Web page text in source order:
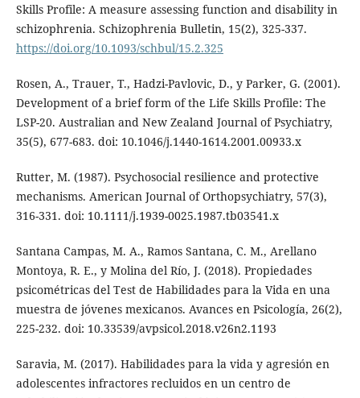
Skills Profile: A measure assessing function and disability in
schizophrenia. Schizophrenia Bulletin, 15(2), 325-337.
https://doi.org/10.1093/schbul/15.2.325
Rosen, A., Trauer, T., Hadzi-Pavlovic, D., y Parker, G. (2001).
Development of a brief form of the Life Skills Profile: The
LSP-20. Australian and New Zealand Journal of Psychiatry,
35(5), 677-683. doi: 10.1046/j.1440-1614.2001.00933.x
Rutter, M. (1987). Psychosocial resilience and protective
mechanisms. American Journal of Orthopsychiatry, 57(3),
316-331. doi: 10.1111/j.1939-0025.1987.tb03541.x
Santana Campas, M. A., Ramos Santana, C. M., Arellano
Montoya, R. E., y Molina del Río, J. (2018). Propiedades
psicométricas del Test de Habilidades para la Vida en una
muestra de jóvenes mexicanos. Avances en Psicología, 26(2),
225-232. doi: 10.33539/avpsicol.2018.v26n2.1193
Saravia, M. (2017). Habilidades para la vida y agresión en
adolescentes infractores recluidos en un centro de